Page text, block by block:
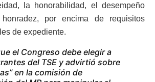
la honorabilidad, el desempeño
por encima de requisitos
de expediente.
el Congreso debe elegir a
del TSE y advirtió sobre
en la comisión de